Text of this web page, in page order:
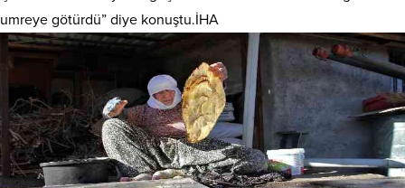
umreye götürdü” diye konuştu.İHA